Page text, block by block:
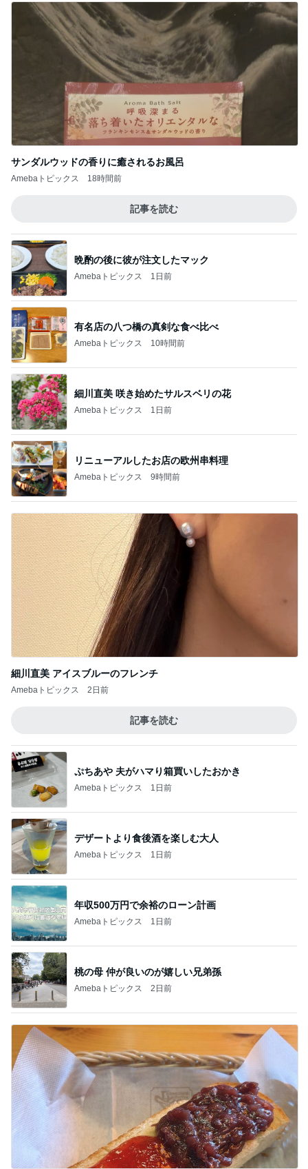
サンダルウッドの香りに癒されるお風呂
Amebaトピックス 18時間前
記事を読む
晩酌の後に彼が注文したマック
Amebaトピックス 1日前
有名店の八つ橋の真剣な食べ比べ
Amebaトピックス 10時間前
細川直美 咲き始めたサルスベリの花
Amebaトピックス 1日前
リニューアルしたお店の欧州串料理
Amebaトピックス 9時間前
細川直美 アイスブルーのフレンチ
Amebaトピックス 2日前
記事を読む
ぷちあや 夫がハマり箱買いしたおかき
Amebaトピックス 1日前
デザートより食後酒を楽しむ大人
Amebaトピックス 1日前
年収500万円で余裕のローン計画
Amebaトピックス 1日前
桃の母 仲が良いのが嬉しい兄弟孫
Amebaトピックス 2日前